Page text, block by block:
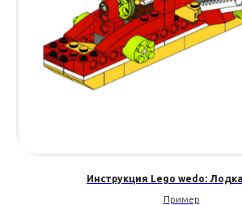
Инструкция Lego wedo:
Пример